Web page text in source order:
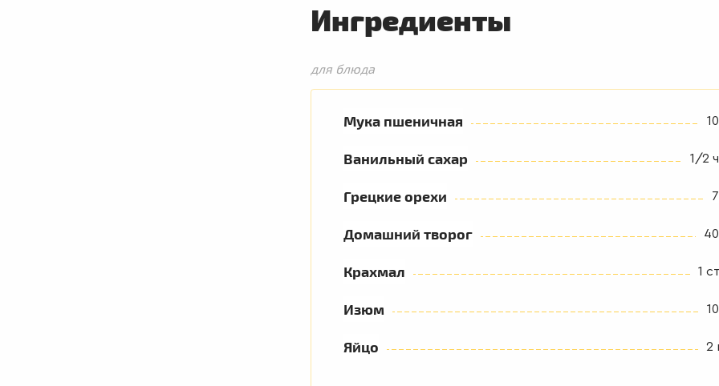
Ингредиенты
для блюда
Мука пшеничная
Ванильный сахар 1/2
Грецкие орехи
Домашний творог
Крахмал 1
Изюм
Яйцо 2